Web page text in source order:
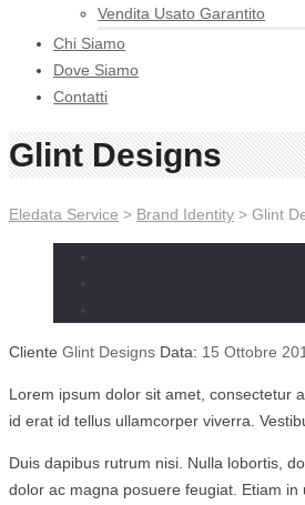
Vendita Usato Garantito
Chi Siamo
Dove Siamo
Contatti
Glint Designs
Eledata Service > Brand Identity > Glint
Cliente Glint Designs Data: 15 Ottobre
Lorem ipsum dolor sit amet, consectetur
id erat id tellus ullamcorper viverra.
Duis dapibus rutrum nisi. Nulla lobortis,
dolor ac magna posuere feugiat. Etiam